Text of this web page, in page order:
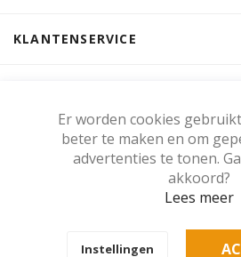
Er worden cookies
beter te maken en om
advertenties te tonen.
akkoord?
Lees meer
Instellingen
KLANTENSERVICE
KLANTENBEOORDELING
Copyright © Gerritsma